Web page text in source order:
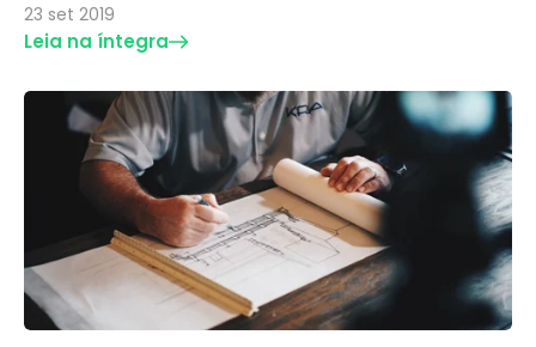
23 set 2019
Leia na íntegra